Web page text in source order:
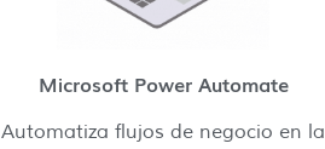
Microsoft Power Automate
Automatiza flujos de negocio en la